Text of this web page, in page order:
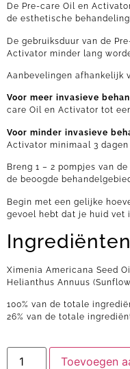
De Pre-care Oil en
de esthetische
De gebruiksduur van de
Activator minder lang
Aanbevelingen afhankelijk
Voor meer invasieve
care Oil en Activator tot
Voor minder invasieve
Activator minimaal 3
Breng 1 – 2 pompjes van
de beoogde
Begin met een gelijke
gevoel hebt dat je huid vet
Ingrediënten
Ximenia Americana Seed
Helianthus Annuus
100% van de totale
26% van de totale
Toevoegen